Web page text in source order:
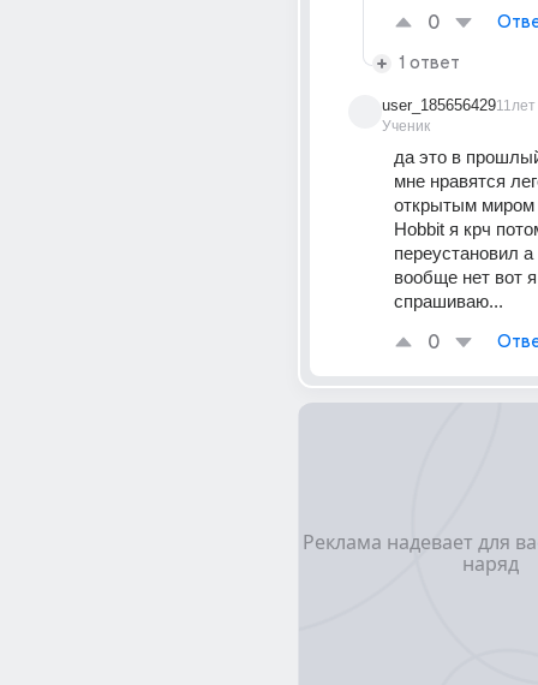
0
1 ответ
user_185656429
Ученик
11лет
да это в
мне нравятся
открытым миром
Hobbit я крч
переустановил а
вообще нет вот
спрашиваю...
0